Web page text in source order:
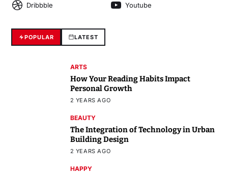
Dribbble
Youtube
POPULAR LATEST
ARTS
How Your Reading Habits Impact
Personal Growth
2 YEARS AGO
BEAUTY
The Integration of Technology in Urban
Building Design
2 YEARS AGO
HAPPY